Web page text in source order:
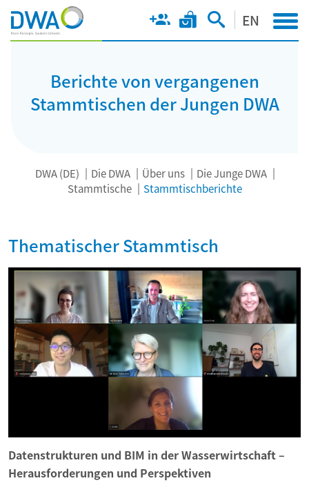
EN
Berichte von vergangenen
Stammtischen der Jungen DWA
DWA (DE) Die DWA Über uns
Die Junge DWA
Stammtische
Stammtischberichte
Thematischer Stammtisch
Datenstrukturen und BIM in der Wasserwirtschaft –
Herausforderungen und Perspektiven